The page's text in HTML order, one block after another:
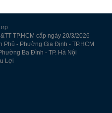
TP.HCM cấp ngày 20/3/2026
Phủ - Phường Gia Định - TP.HCM
Ba Đình - TP. Hà Nội
Lợi